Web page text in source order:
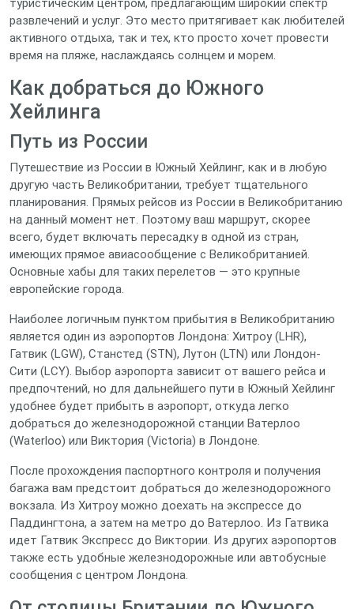
туристическим центром, предлагающим широкий спектр
развлечений и услуг. Это место притягивает как любителей
активного отдыха, так и тех, кто просто хочет провести
время на пляже, наслаждаясь солнцем и морем.
Как добраться до Южного
Хейлинга
Путь из России
Путешествие из России в Южный Хейлинг, как и в любую
другую часть Великобритании, требует тщательного
планирования. Прямых рейсов из России в Великобританию
на данный момент нет. Поэтому ваш маршрут, скорее
всего, будет включать пересадку в одной из стран,
имеющих прямое авиасообщение с Великобританией.
Основные хабы для таких перелетов — это крупные
европейские города.
Наиболее логичным пунктом прибытия в Великобританию
является один из аэропортов Лондона: Хитроу (LHR),
Гатвик (LGW), Станстед (STN), Лутон (LTN) или Лондон-
Сити (LCY). Выбор аэропорта зависит от вашего рейса и
предпочтений, но для дальнейшего пути в Южный Хейлинг
удобнее будет прибыть в аэропорт, откуда легко
добраться до железнодорожной станции Ватерлоо
(Waterloo) или Виктория (Victoria) в Лондоне.
После прохождения паспортного контроля и получения
багажа вам предстоит добраться до железнодорожного
вокзала. Из Хитроу можно доехать на экспрессе до
Паддингтона, а затем на метро до Ватерлоо. Из Гатвика
идет Гатвик Экспресс до Виктории. Из других аэропортов
также есть удобные железнодорожные или автобусные
сообщения с центром Лондона.